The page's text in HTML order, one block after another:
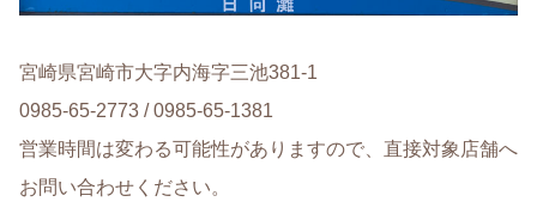
宮崎県宮崎市大字内海字三池381-1
0985-65-2773 / 0985-65-1381
営業時間は変わる可能性がありますので、直接対象店舗へ
お問い合わせください。